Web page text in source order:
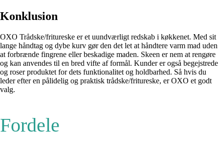
Konklusion
OXO Trådske/fritureske er et uundværligt redskab i køkkenet. Med sit
lange håndtag og dybe kurv gør den det let at håndtere varm mad uden
at forbrænde fingrene eller beskadige maden. Skeen er nem at rengøre
og kan anvendes til en bred vifte af formål. Kunder er også begejstrede
og roser produktet for dets funktionalitet og holdbarhed. Så hvis du
leder efter en pålidelig og praktisk trådske/fritureske, er OXO et godt
valg.
Fordele